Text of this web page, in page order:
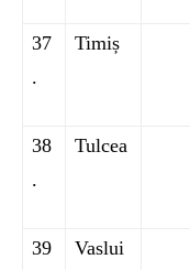
37
.
Timiș
38
.
Tulcea
39
Vaslui